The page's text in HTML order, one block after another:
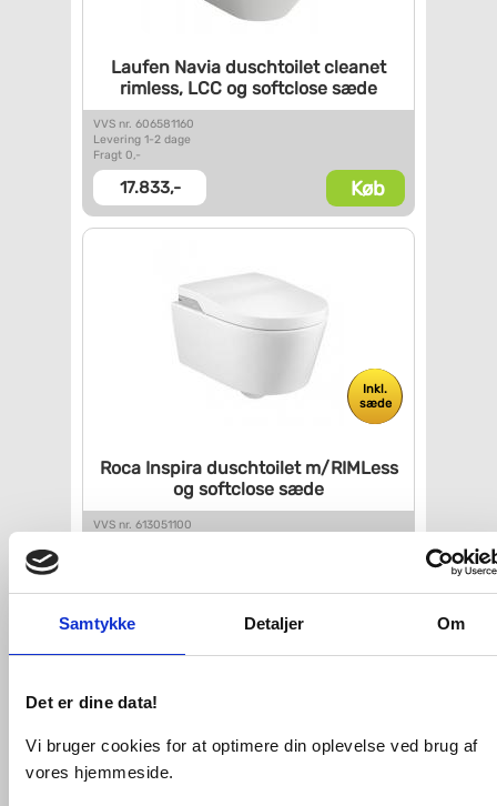
Samtykke Detaljer Om
Det er dine data!
Vi bruger cookies for at optimere din oplevelse ved brug af
vores hjemmeside.
Laufen Navia duschtoiletcleanet
rimless, LCC og softclose sæde
VVS nr. 606581160
Levering 1-2 dage
Fragt 0,-
17.833,- Køb
Inkl.
sæde
Roca Inspira duschtoiletm/RIMLess
og softclose sæde
VVS nr. 613051100
11.199,- Køb